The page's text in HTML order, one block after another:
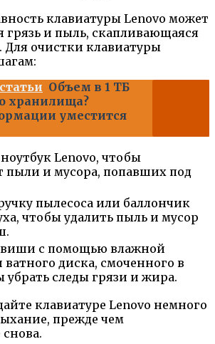
клавиатуры Lenovo может
грязь и пыль, скапливающаяся
очистки клавиатуры
Объем в 1 ТБ
хранилища?
уместится
Lenovo, чтобы
пыли и мусора, попавших под
пылесоса или баллончик
чтобы удалить пыль и мусор
с помощью влажной
диска, смоченного в
убрать следы грязи и жира.
клавиатуре Lenovo немного
прежде чем
снова.